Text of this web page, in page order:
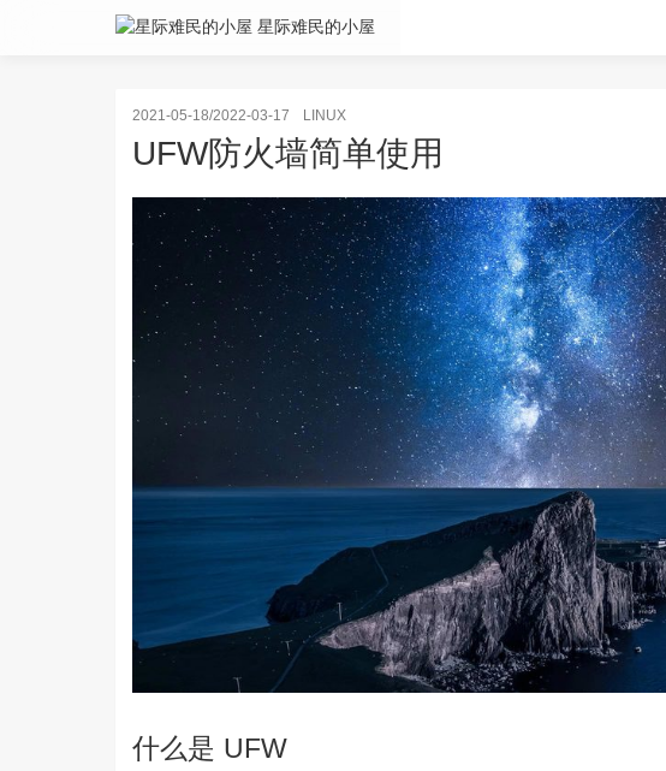
星际难民的小屋
2021-05-18/2022-03-17 LINUX
UFW防火墙简单使用
什么是 UFW